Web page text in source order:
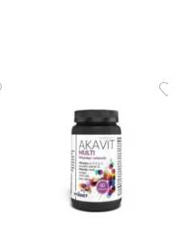
Dodaj do ulubionych